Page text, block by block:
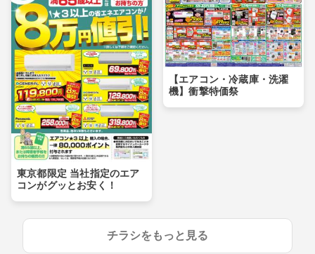
東京都限定 当社指定のエア
コンがグッとお安く！
【エアコン・冷蔵庫・洗濯
機】衝撃特価祭
チラシをもっと見る